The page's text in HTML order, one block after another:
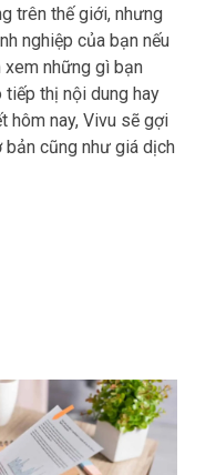
trên thế giới, nhưng
nghiệp của bạn nếu
xem những gì bạn
thị nội dung hay
hôm nay, Vivu sẽ gợi
cũng như giá dịch